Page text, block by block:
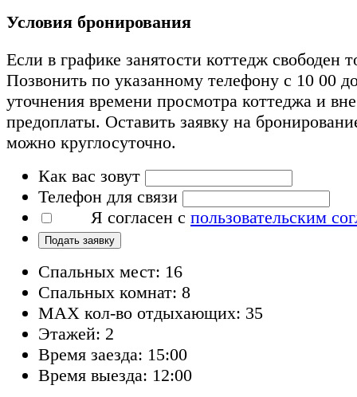
Условия бронирования
Если в графике занятости коттедж свободен
Позвонить по указанному телефону с 10 00
уточнения времени просмотра коттеджа и
предоплаты. Оставить заявку на
можно круглосуточно.
Как вас зовут
Телефон для связи
Я согласен с пользовательским
Подать заявку
Спальных мест: 16
Спальных комнат: 8
MAX кол-во отдыхающих: 35
Этажей: 2
Время заезда: 15:00
Время выезда: 12:00